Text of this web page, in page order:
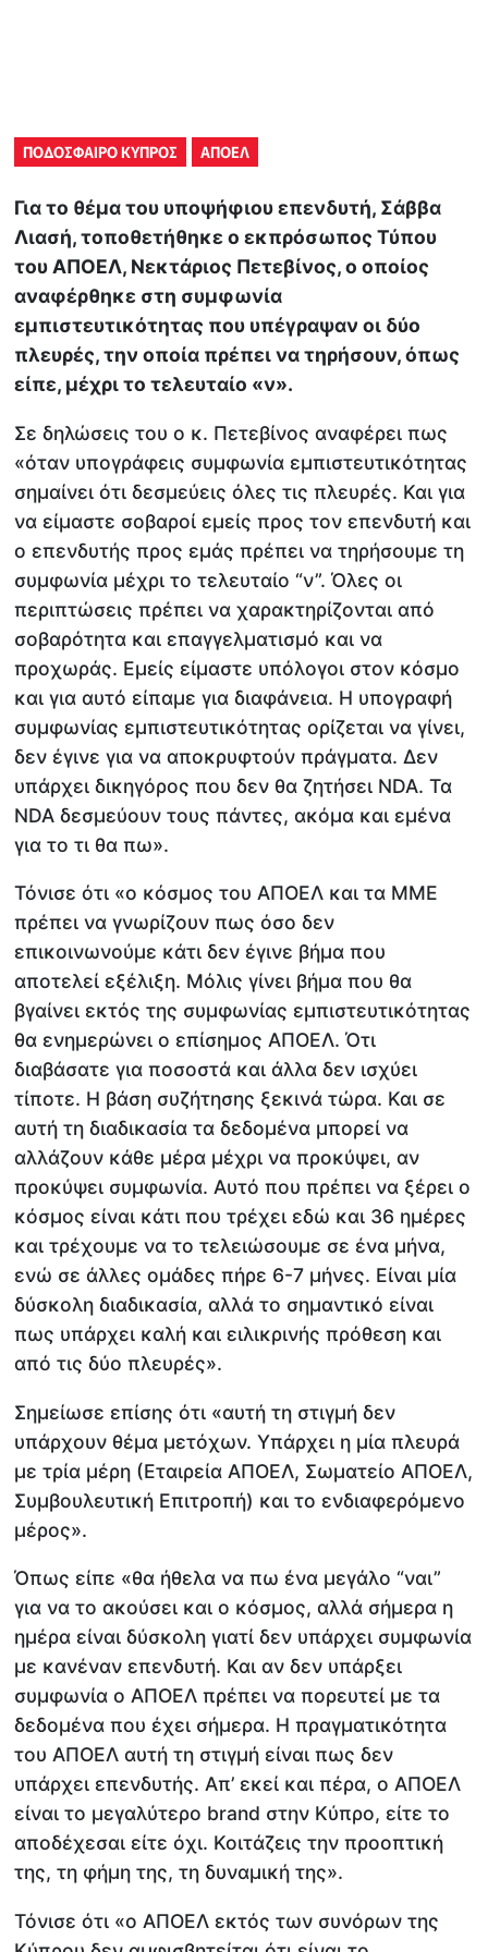
ΠΟΔΟΣΦΑΙΡΟ ΚΥΠΡΟΣ ΑΠΟΕΛ
Για το θέμα του υποψήφιου επενδυτή, Σάββα
Λιασή, τοποθετήθηκε ο εκπρόσωπος Τύπου
του ΑΠΟΕΛ, Νεκτάριος Πετεβίνος, ο οποίος
αναφέρθηκε στη συμφωνία
εμπιστευτικότητας που υπέγραψαν οι δύο
πλευρές, την οποία πρέπει να τηρήσουν, όπως
είπε, μέχρι το τελευταίο «ν».
Σε δηλώσεις του ο κ. Πετεβίνος αναφέρει πως
«όταν υπογράφεις συμφωνία εμπιστευτικότητας
σημαίνει ότι δεσμεύεις όλες τις πλευρές. Και για
να είμαστε σοβαροί εμείς προς τον επενδυτή και
ο επενδυτής προς εμάς πρέπει να τηρήσουμε τη
συμφωνία μέχρι το τελευταίο “ν”. Όλες οι
περιπτώσεις πρέπει να χαρακτηρίζονται από
σοβαρότητα και επαγγελματισμό και να
προχωράς. Εμείς είμαστε υπόλογοι στον κόσμο
και για αυτό είπαμε για διαφάνεια. Η υπογραφή
συμφωνίας εμπιστευτικότητας ορίζεται να γίνει,
δεν έγινε για να αποκρυφτούν πράγματα. Δεν
υπάρχει δικηγόρος που δεν θα ζητήσει NDA. Τα
NDA δεσμεύουν τους πάντες, ακόμα και εμένα
για το τι θα πω».
Τόνισε ότι «ο κόσμος του ΑΠΟΕΛ και τα ΜΜΕ
πρέπει να γνωρίζουν πως όσο δεν
επικοινωνούμε κάτι δεν έγινε βήμα που
αποτελεί εξέλιξη. Μόλις γίνει βήμα που θα
βγαίνει εκτός της συμφωνίας εμπιστευτικότητας
θα ενημερώνει ο επίσημος ΑΠΟΕΛ. Ότι
διαβάσατε για ποσοστά και άλλα δεν ισχύει
τίποτε. Η βάση συζήτησης ξεκινά τώρα. Και σε
αυτή τη διαδικασία τα δεδομένα μπορεί να
αλλάζουν κάθε μέρα μέχρι να προκύψει, αν
προκύψει συμφωνία. Αυτό που πρέπει να ξέρει ο
κόσμος είναι κάτι που τρέχει εδώ και 36 ημέρες
και τρέχουμε να το τελειώσουμε σε ένα μήνα,
ενώ σε άλλες ομάδες πήρε 6-7 μήνες. Είναι μία
δύσκολη διαδικασία, αλλά το σημαντικό είναι
πως υπάρχει καλή και ειλικρινής πρόθεση και
από τις δύο πλευρές».
Σημείωσε επίσης ότι «αυτή τη στιγμή δεν
υπάρχουν θέμα μετόχων. Υπάρχει η μία πλευρά
με τρία μέρη (Εταιρεία ΑΠΟΕΛ, Σωματείο ΑΠΟΕΛ,
Συμβουλευτική Επιτροπή) και το ενδιαφερόμενο
μέρος».
Όπως είπε «θα ήθελα να πω ένα μεγάλο “ναι”
για να το ακούσει και ο κόσμος, αλλά σήμερα η
ημέρα είναι δύσκολη γιατί δεν υπάρχει συμφωνία
με κανέναν επενδυτή. Και αν δεν υπάρξει
συμφωνία ο ΑΠΟΕΛ πρέπει να πορευτεί με τα
δεδομένα που έχει σήμερα. Η πραγματικότητα
του ΑΠΟΕΛ αυτή τη στιγμή είναι πως δεν
υπάρχει επενδυτής. Απ’ εκεί και πέρα, ο ΑΠΟΕΛ
είναι το μεγαλύτερο brand στην Κύπρο, είτε το
αποδέχεσαι είτε όχι. Κοιτάζεις την προοπτική
της, τη φήμη της, τη δυναμική της».
Τόνισε ότι «ο ΑΠΟΕΛ εκτός των συνόρων της